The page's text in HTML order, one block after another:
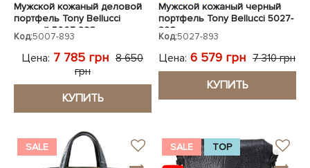
Мужской кожаный деловой
портфель Tony Bellucci
черный 5007-893
Код:5007-893
Цена: 7 785 грн 8 650
грн
КУПИТЬ
Мужской кожаный черный
портфель Tony Bellucci 5027-
893
Код:5027-893
Цена: 6 579 грн 7 310 грн
КУПИТЬ
SALE SALE TOP